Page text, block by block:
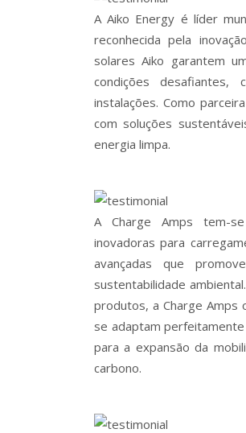
A Aiko Energy é líder
reconhecida pela
solares Aiko garantem
condições desafiantes,
instalações. Como
com soluções
energia limpa.
A Charge Amps tem-
inovadoras para
avançadas que
sustentabilidade
produtos, a Charge Amps
se adaptam
para a expansão da
carbono.